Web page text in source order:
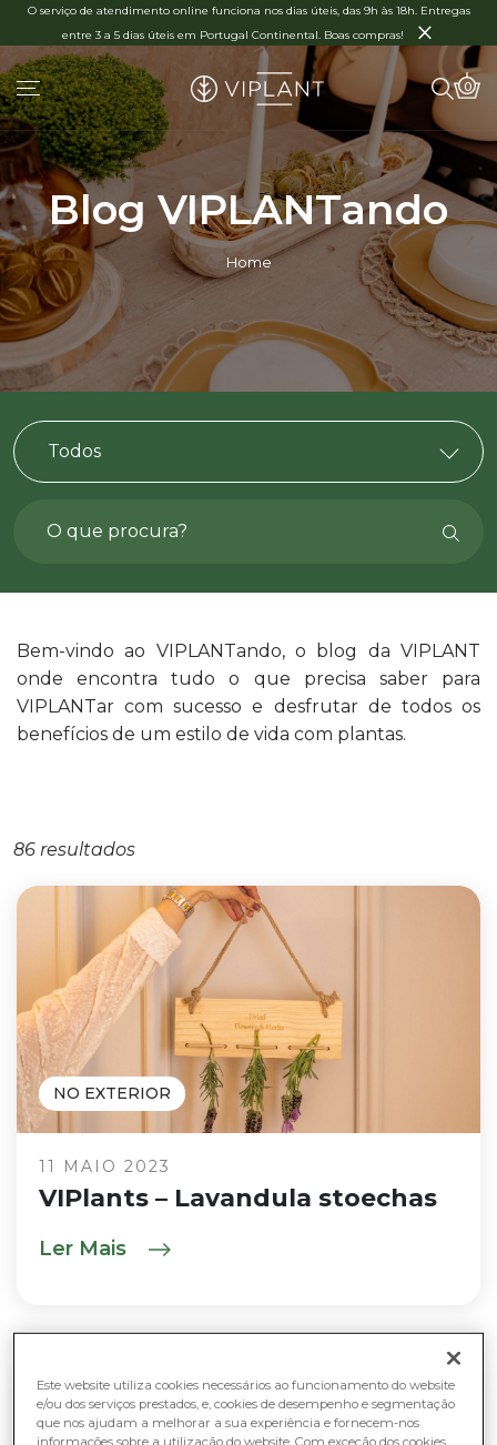
O serviço de atendimento online funciona nos dias úteis, das 9h às 18h. Entregas
entre 3 a 5 dias úteis em Portugal Continental. Boas compras!
×
0
Blog VIPLANTando
Home
Bem-vindo ao VIPLANTando, o blog da VIPLANT
onde encontra tudo o que precisa saber para
VIPLANTar com sucesso e desfrutar de todos os
benefícios de um estilo de vida com plantas.
86 resultados
NO EXTERIOR
11 MAIO 2023
VIPlants – Lavandula stoechas
Ler Mais
Este website utiliza cookies necessários ao funcionamento do website
e/ou dos serviços prestados, e, cookies de desempenho e segmentação
que nos ajudam a melhorar a sua experiência e fornecem-nos
informações sobre a utilização do website. Com exceção dos cookies